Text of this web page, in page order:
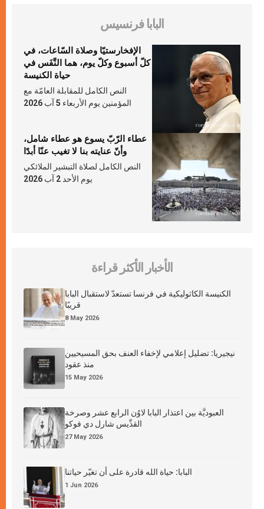
البابا فرنسيس
الإفخارستيّا وصلاة السّاعات، في
كلّ أسبوع وكلّ يوم، هما النَّفَس في
حياة الكنيسة
النص الكامل للمقابلة العامّة مع
المؤمنين يوم الأربعاء 5 آب 2026
عطاء الرّبّ يسوع هو عطاء شامل،
وأنّ عنايته بنا لا تغيب عنّا أبدًا
النص الكامل لصلاة التبشير الملائكي
يوم الأحد 2 آب 2026
الأخبار الأكثر قراءة
الكنيسة الكاثوليكية في فرنسا تستعدّ لاستقبال البابا
قريبًا
8 May 2026
نيجيريا: تضليل إعلامي لإخفاء العنف بحق المسيحيين
منذ عقود
15 May 2026
العبوديَّة بين اعتذار البابا لاوُن الرابع عشر وصرخة
القدِّيس شارل دي فوكو
27 May 2026
البابا: حياة الله قادرة على أن تغيّر حياتنا
1 Jun 2026